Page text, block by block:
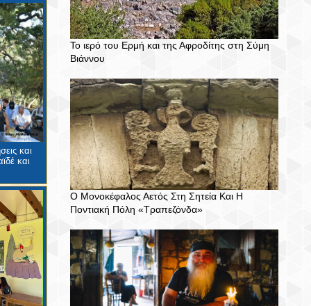
και
και
Το ιερό του Ερμή και της Αφροδίτης στη Σύμη
Βιάννου
Ο Μονοκέφαλος Αετός Στη Σητεία Και Η
Ποντιακή Πόλη «Τραπεζόνδα»